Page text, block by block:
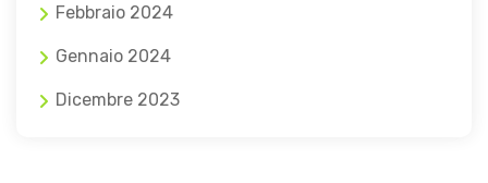
Febbraio 2024
Gennaio 2024
Dicembre 2023